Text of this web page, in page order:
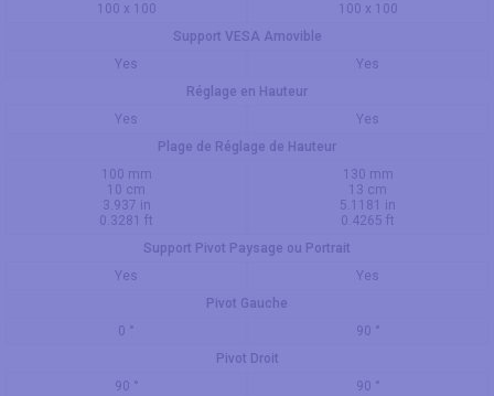
100 x 100
100 x 100
Support VESA Amovible
Yes
Yes
Réglage en Hauteur
Yes
Yes
Plage de Réglage de Hauteur
100 mm
10 cm
3.937 in
0.3281 ft
130 mm
13 cm
5.1181 in
0.4265 ft
Support Pivot Paysage ou Portrait
Yes
Yes
Pivot Gauche
0 °
90 °
Pivot Droit
90 °
90 °